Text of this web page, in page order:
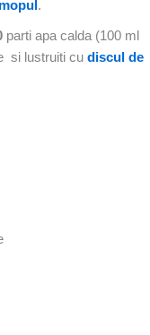
mopul .
parti apa calda (100 ml
si lustruiti cu discul de